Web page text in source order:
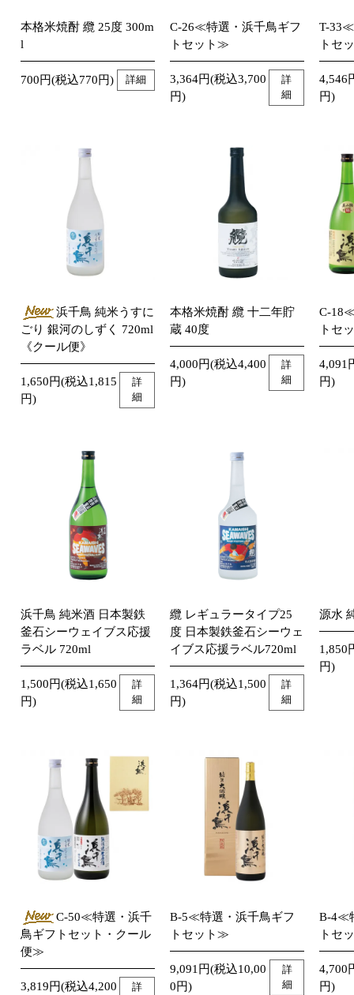
本格米焼酎 纜 25度 300m
l
700円(税込770円) 詳細
C-26≪特選・浜千鳥ギフ
トセット≫
3,364円(税込3,700
円)
詳
細
T-33≪
トセ
4,546
円)
浜千鳥 純米うすに
ごり 銀河のしずく 720ml
《クール便》
1,650円(税込1,815
円)
詳
細
本格米焼酎 纜 十二年貯
蔵 40度
4,000円(税込4,400
円)
詳
細
C-
トセ
4,091
円)
浜千鳥 純米酒 日本製鉄
釜石シーウェイブス応援
ラベル 720ml
1,500円(税込1,650
円)
詳
細
纜 レギュラータイプ25
度 日本製鉄釜石シーウェ
イブス応援ラベル720ml
1,364円(税込1,500
円)
詳
細
源水
1,850
円)
C-50≪特選・浜千
鳥ギフトセット・クール
便≫
3,819円(税込4,200
詳
B-5≪特選・浜千鳥ギフ
トセット≫
9,091円(税込10,00
0円)
詳
細
B-4≪
トセ
4,700
円)